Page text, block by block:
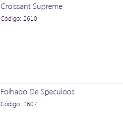
Croissant Supreme
Código: 2610
Folhado De Speculoos
Código: 2607